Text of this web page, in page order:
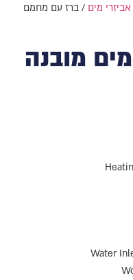
אביזרי מים / ברז עם מחמם
מובנה
Water